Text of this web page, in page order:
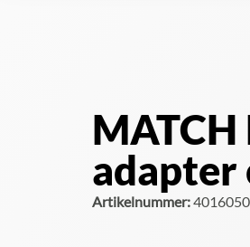
MATCH
adapter
Artikelnummer: